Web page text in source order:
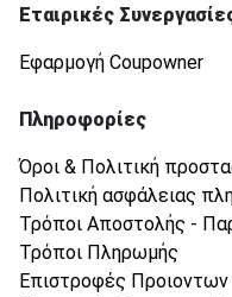
Εταιρικές
Εφαρμογή Coupowner
Πληροφορίες
Όροι & Πολιτική
Πολιτική ασφάλειας
Τρόποι Αποστολής -
Τρόποι Πληρωμής
Επιστροφές Προιοντων